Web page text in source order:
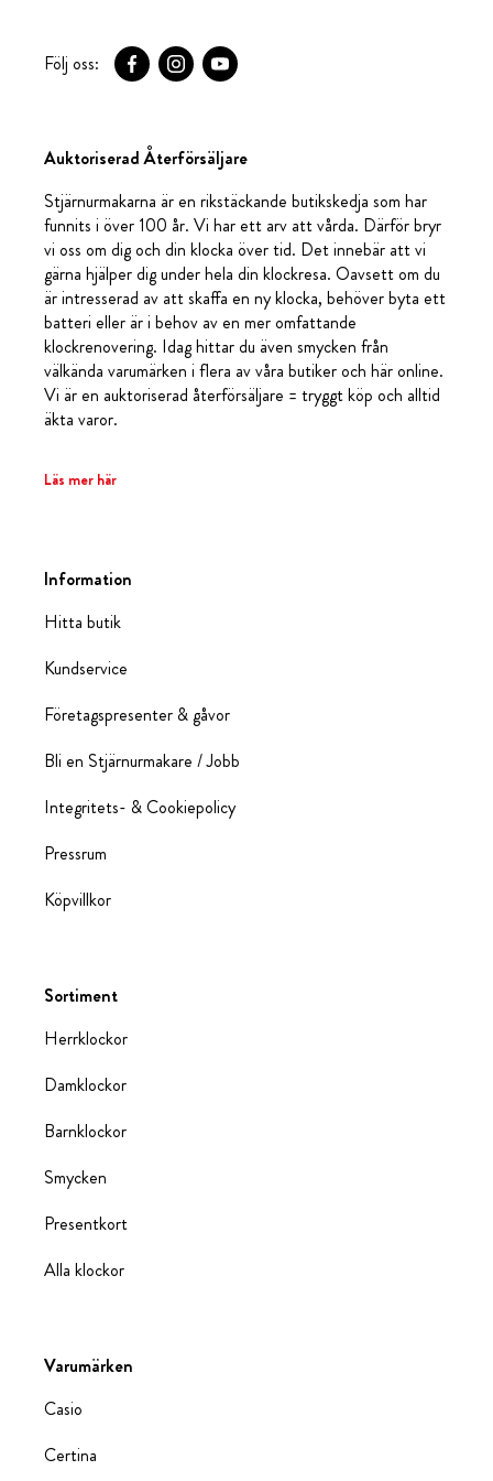
Följ oss:
Auktoriserad Återförsäljare
Stjärnurmakarna är en rikstäckande butikskedja som har
funnits i över 100 år. Vi har ett arv att vårda. Därför bryr
vi oss om dig och din klocka över tid. Det innebär att vi
gärna hjälper dig under hela din klockresa. Oavsett om du
är intresserad av att skaffa en ny klocka, behöver byta ett
batteri eller är i behov av en mer omfattande
klockrenovering. Idag hittar du även smycken från
välkända varumärken i flera av våra butiker och här online.
Vi är en auktoriserad återförsäljare = tryggt köp och alltid
äkta varor.
Läs mer här
Information
Hitta butik
Kundservice
Företagspresenter & gåvor
Bli en Stjärnurmakare / Jobb
Integritets- & Cookiepolicy
Pressrum
Köpvillkor
Sortiment
Herrklockor
Damklockor
Barnklockor
Smycken
Presentkort
Alla klockor
Varumärken
Casio
Certina